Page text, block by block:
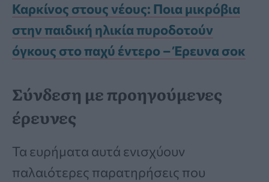
Καρκίνος στους νέους: Ποια μικρόβια
στην παιδική ηλικία πυροδοτούν
όγκους στο παχύ έντερο – Έρευνα σοκ
Σύνδεση με προηγούμενες
έρευνες
Τα ευρήματα αυτά ενισχύουν
παλαιότερες παρατηρήσεις που